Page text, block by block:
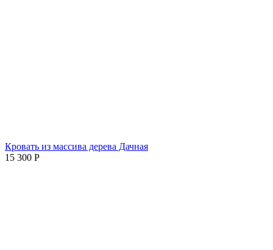
Кровать из массива дерева Дачная
15 300 Р